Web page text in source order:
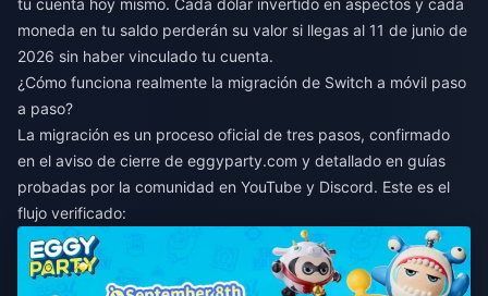
moneda en tu saldo perderán su valor si llegas al 11 de junio de
2026 sin haber vinculado tu cuenta.
¿Cómo funciona realmente la migración de Switch a móvil paso
a paso?
La migración es un proceso oficial de tres pasos, confirmado
en el aviso de cierre de eggyparty.com y detallado en guías
probadas por la comunidad en YouTube y Discord. Este es el
flujo verificado: